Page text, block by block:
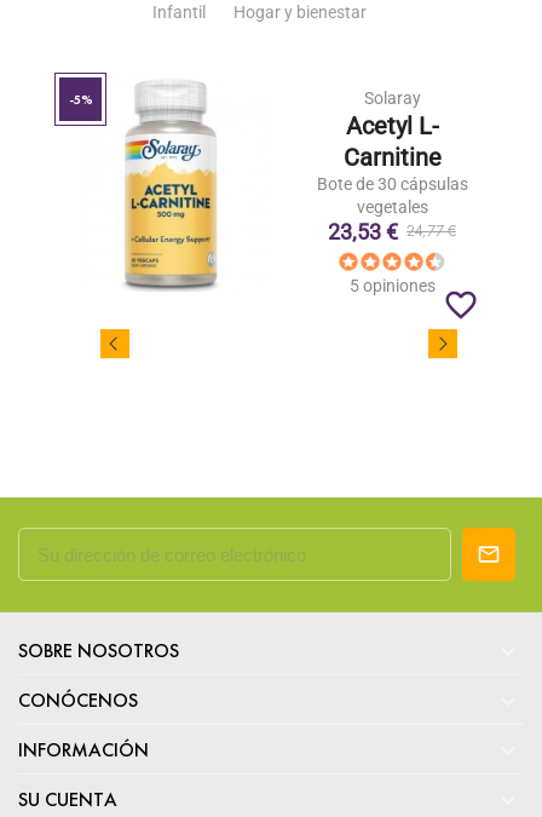
Infantil
Hogar y bienestar
-5% Solaray
Acetyl L-
Carnitine
Bote de 30 cápsulas
vegetales
23,53 € 24,77 €
5 opiniones
favorite_border
SOBRE NOSOTROS
CONÓCENOS
INFORMACIÓN
SU CUENTA